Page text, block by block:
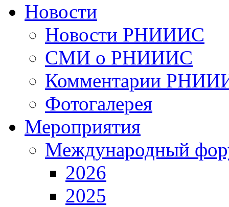
Новости
Новости РНИИИС
СМИ о РНИИИС
Комментарии
Фотогалерея
Мероприятия
Международный
2026
2025